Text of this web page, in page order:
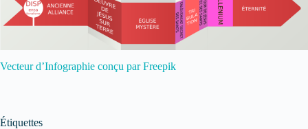
Vecteur d’Infographie conçu par Freepik
Étiquettes